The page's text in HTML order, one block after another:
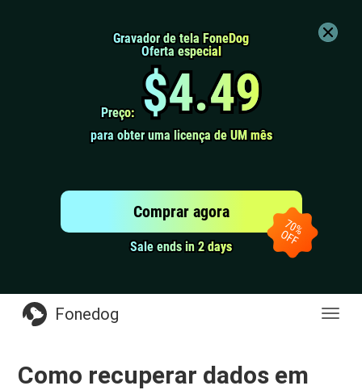
Gravador de tela FoneDog
Gravador de tela FoneDog
Oferta especial
Oferta especial
Preço:
Preço: $4.49
$4.49
para obter uma licença de UM mês
para obter uma licença de UM mês
Sale ends in 2 days
Sale ends in 2 days
Comprar agora
Fonedog
Como recuperar dados em